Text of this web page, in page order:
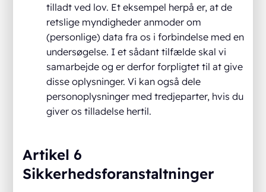
tilladt ved lov. Et eksempel herpå er, at de
retslige myndigheder anmoder om
(personlige) data fra os i forbindelse med en
undersøgelse. I et sådant tilfælde skal vi
samarbejde og er derfor forpligtet til at give
disse oplysninger. Vi kan også dele
personoplysninger med tredjeparter, hvis du
giver os tilladelse hertil.
Artikel 6
Sikkerhedsforanstaltninger